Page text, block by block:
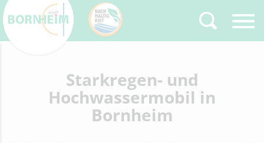
Type 2 or more
characters for results.
Starkregen- und
Hochwassermobil in
Bornheim